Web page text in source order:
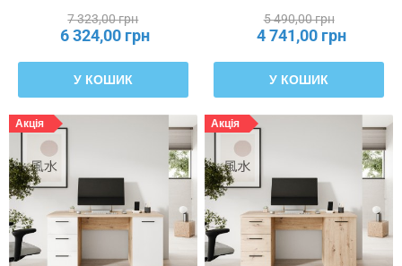
7 323,00 грн
6 324,00 грн
У КОШИК
5 490,00 грн
4 741,00 грн
У КОШИК
Акція Акція